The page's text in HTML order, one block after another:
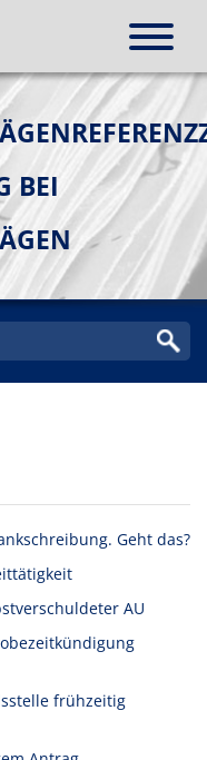
BEI
Geht das?
AU
frühzeitig